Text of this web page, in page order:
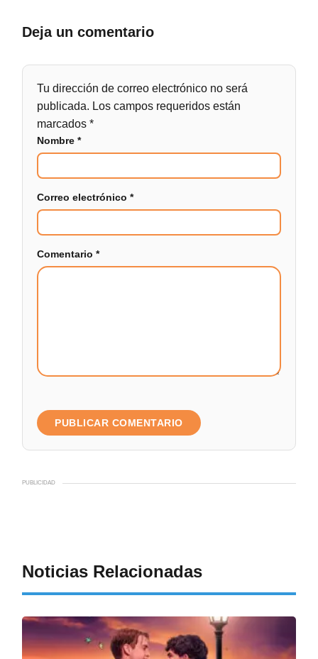
Deja un comentario
Tu dirección de correo electrónico no será
publicada. Los campos requeridos están
marcados*
Nombre*
Correo electrónico*
Comentario*
PUBLICIDAD
Noticias Relacionadas